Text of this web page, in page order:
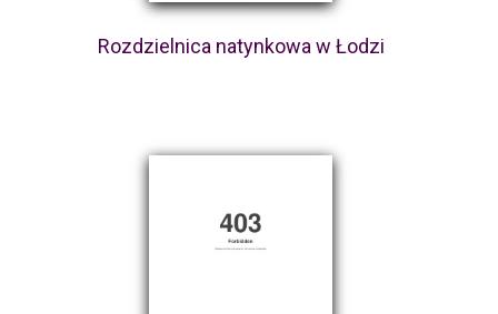
Rozdzielnica natynkowa w Łodzi